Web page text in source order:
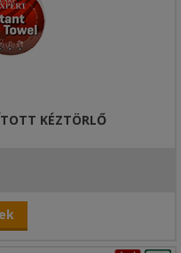
KÉZTÖRLŐ